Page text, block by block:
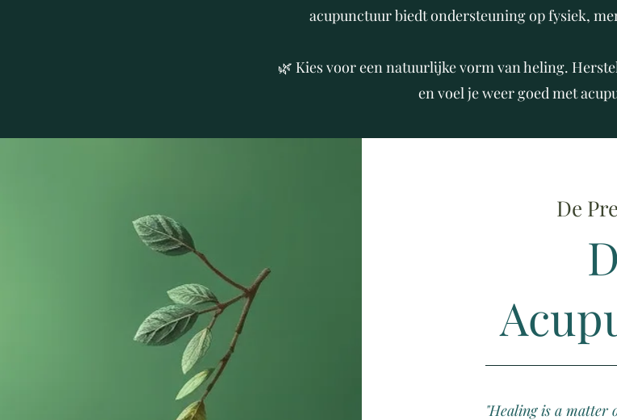
acupunctuur biedt ondersteuning op fysiek,
🌿 Kies voor een natuurlijke vorm van heling.
en voel je weer goed met
De
"Healing is a matter